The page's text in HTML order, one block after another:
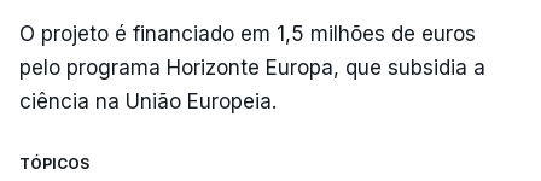
O projeto é financiado em 1,5 milhões de euros
pelo programa Horizonte Europa, que subsidia a
ciência na União Europeia.
TÓPICOS